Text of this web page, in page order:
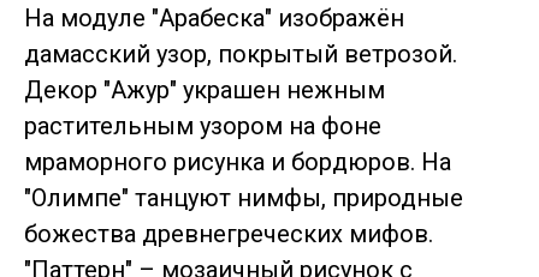
На модуле "Арабеска" изображён
дамасский узор, покрытый ветрозой.
Декор "Ажур" украшен нежным
растительным узором на фоне
мраморного рисунка и бордюров. На
"Олимпе" танцуют нимфы, природные
божества древнегреческих мифов.
"Паттерн" – мозаичный рисунок с